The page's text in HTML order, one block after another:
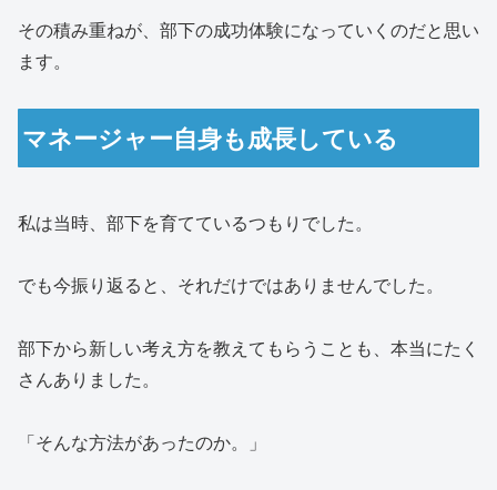
その積み重ねが、部下の成功体験になっていくのだと思い
ます。
マネージャー自身も成長している
私は当時、部下を育てているつもりでした。
でも今振り返ると、それだけではありませんでした。
部下から新しい考え方を教えてもらうことも、本当にたく
さんありました。
「そんな方法があったのか。」